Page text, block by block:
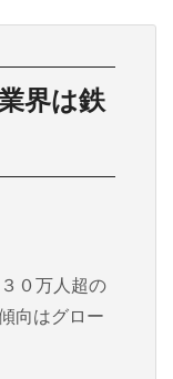
界は鉄
０万人超の
向はグロー